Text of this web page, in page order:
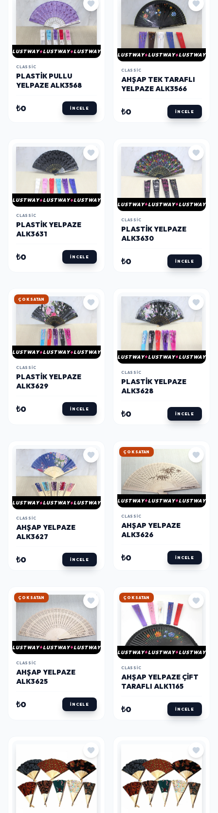
LUSTWAY LUSTWAY LUSTWAY
CLASSIC
PLASTIK PULLU
YELPAZE ALK3568
₺0 İNCELE
LUSTWAY LUSTWAY LUSTWAY
CLASSIC
AHŞAP TEK TARAFLI
YELPAZE ALK3566
₺0 İNCELE
LUSTWAY LUSTWAY LUSTWAY
CLASSIC
PLASTIK YELPAZE
ALK3631
₺0 İNCELE
LUSTWAY LUSTWAY LUSTWAY
CLASSIC
PLASTIK YELPAZE
ALK3630
₺0 İNCELE
HIZLI KARGO
LUSTWAY LUSTWAY LUSTWAY
CLASSIC
PLASTIK YELPAZE
ALK3629
₺0 İNCELE
LUSTWAY LUSTWAY LUSTWAY
CLASSIC
PLASTIK YELPAZE
ALK3628
₺0 İNCELE
LUSTWAY LUSTWAY LUSTWAY
CLASSIC
AHŞAP YELPAZE
ALK3627
₺0 İNCELE
HIZLI KARGO
LUSTWAY LUSTWAY LUSTWAY
CLASSIC
AHŞAP YELPAZE
ALK3626
₺0 İNCELE
HIZLI KARGO
LUSTWAY LUSTWAY LUSTWAY
CLASSIC
AHŞAP YELPAZE
ALK3625
₺0 İNCELE
HIZLI KARGO
LUSTWAY LUSTWAY LUSTWAY
CLASSIC
AHŞAP YELPAZE ÇIFT
TARAFLI ALK1165
₺0 İNCELE